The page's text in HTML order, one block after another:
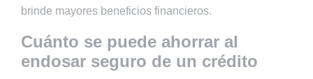
brinde mayores beneficios financieros.
Cuánto se puede ahorrar al
endosar seguro de un crédito